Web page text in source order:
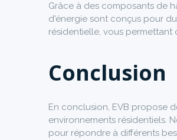
Grâce à des composants de
d'énergie sont conçus pour
résidentielle, vous
Conclusion
En conclusion, EVB propose
environnements résidentiels.
pour répondre à différents